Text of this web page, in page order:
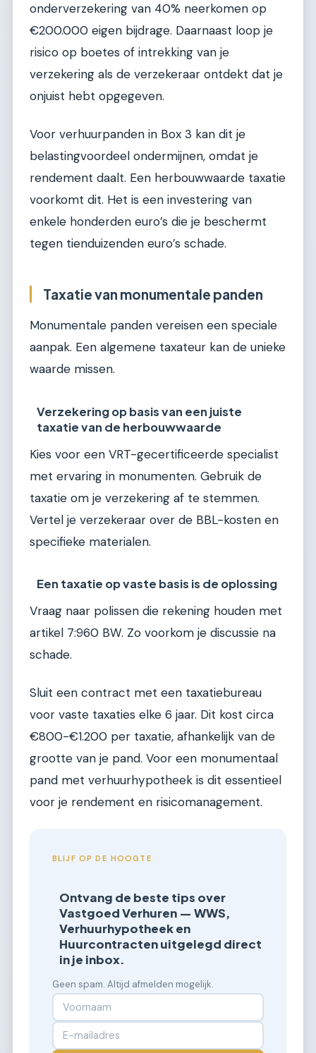
onderverzekering van 40% neerkomen op
€200.000 eigen bijdrage. Daarnaast loop je
risico op boetes of intrekking van je
verzekering als de verzekeraar ontdekt dat je
onjuist hebt opgegeven.
Voor verhuurpanden in Box 3 kan dit je
belastingvoordeel ondermijnen, omdat je
rendement daalt. Een herbouwwaarde taxatie
voorkomt dit. Het is een investering van
enkele honderden euro’s die je beschermt
tegen tienduizenden euro’s schade.
Taxatie van monumentale panden
Monumentale panden vereisen een speciale
aanpak. Een algemene taxateur kan de unieke
waarde missen.
Verzekering op basis van een juiste
taxatie van de herbouwwaarde
Kies voor een VRT-gecertificeerde specialist
met ervaring in monumenten. Gebruik de
taxatie om je verzekering af te stemmen.
Vertel je verzekeraar over de BBL-kosten en
specifieke materialen.
Een taxatie op vaste basis is de oplossing
Vraag naar polissen die rekening houden met
artikel 7:960 BW. Zo voorkom je discussie na
schade.
Sluit een contract met een taxatiebureau
voor vaste taxaties elke 6 jaar. Dit kost circa
€800-€1.200 per taxatie, afhankelijk van de
grootte van je pand. Voor een monumentaal
pand met verhuurhypotheek is dit essentieel
voor je rendement en risicomanagement.
BLIJF OP DE HOOGTE
Ontvang de beste tips over
Vastgoed Verhuren — WWS,
Verhuurhypotheek en
Huurcontracten uitgelegd direct
in je inbox.
Geen spam. Altijd afmelden mogelijk.